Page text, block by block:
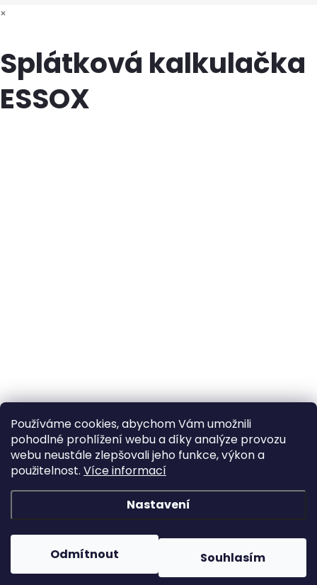
Používáme cookies, abychom Vám umožnili
pohodlné prohlížení webu a díky analýze provozu
webu neustále zlepšovali jeho funkce, výkon a
použitelnost. Více informací
Nastavení
Odmítnout Souhlasím
×
Splátková kalkulačka
ESSOX